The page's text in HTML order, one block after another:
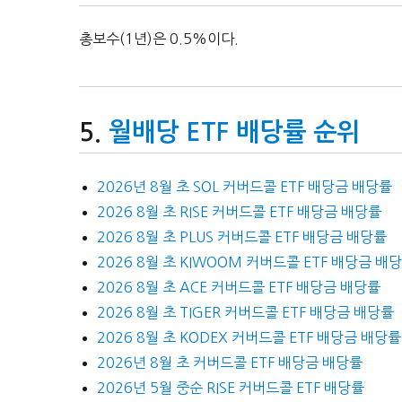
총보수(1년)은 0.5%이다.
월배당 ETF 배당률 순위
2026년 8월 초 SOL 커버드콜 ETF 배당금 배당률
2026 8월 초 RISE 커버드콜 ETF 배당금 배당률
2026 8월 초 PLUS 커버드콜 ETF 배당금 배당률
2026 8월 초 KIWOOM 커버드콜 ETF 배당금 배
2026 8월 초 ACE 커버드콜 ETF 배당금 배당률
2026 8월 초 TIGER 커버드콜 ETF 배당금 배당률
2026 8월 초 KODEX 커버드콜 ETF 배당금 배당률
2026년 8월 초 커버드콜 ETF 배당금 배당률
2026년 5월 중순 RISE 커버드콜 ETF 배당률